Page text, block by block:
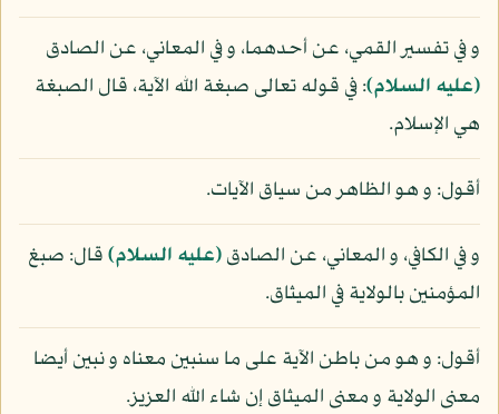
و في تفسير القمي، عن أحدهما، و في المعاني، عن الصادق
(عليه السلام): في قوله تعالى صبغة الله الآية، قال الصبغة
هي الإسلام.
أقول: و هو الظاهر من سياق الآيات.
و في الكافي، و المعاني، عن الصادق(عليه السلام)قال: صبغ
المؤمنين بالولاية في الميثاق.
أقول: و هو من باطن الآية على ما سنبين معناه و نبين أيضا
معنى الولاية و معنى الميثاق إن شاء الله العزيز.